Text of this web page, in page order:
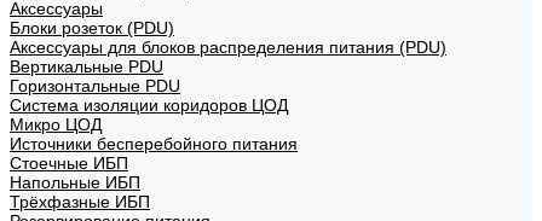
Аксессуары
Блоки розеток (PDU)
Аксессуары для блоков распределения питания (PDU)
Вертикальные PDU
Горизонтальные PDU
Система изоляции коридоров ЦОД
Микро ЦОД
Источники бесперебойного питания
Стоечные ИБП
Напольные ИБП
Трёхфазные ИБП